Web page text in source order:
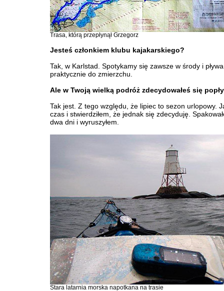
Trasa, którą przepłynął Grzegorz
Jesteś członkiem klubu kajakarskiego?
Tak, w Karlstad. Spotykamy się zawsze w środy i
praktycznie do zmierzchu.
Ale w Twoją wielką podróż zdecydowałeś się
Tak jest. Z tego względu, że lipiec to sezon urlopowy.
czas i stwierdziłem, że jednak się zdecyduję.
dwa dni i wyruszyłem.
Stara latarnia morska napotkana na trasie